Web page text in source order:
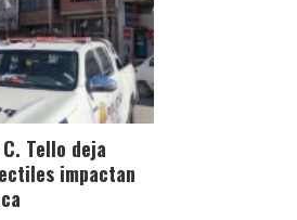
Tello deja
impactan